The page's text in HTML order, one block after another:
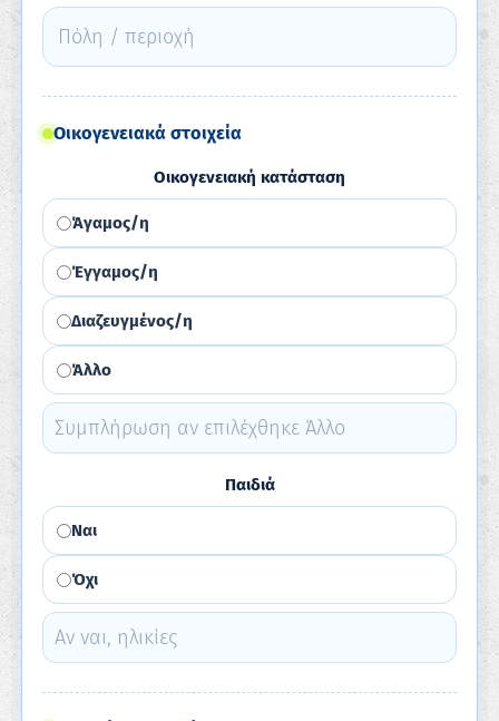
Οικογενειακά στοιχεία
Οικογενειακή κατάσταση
Άγαμος/η
Έγγαμος/η
Διαζευγμένος/η
Άλλο
Παιδιά
Ναι
Όχι